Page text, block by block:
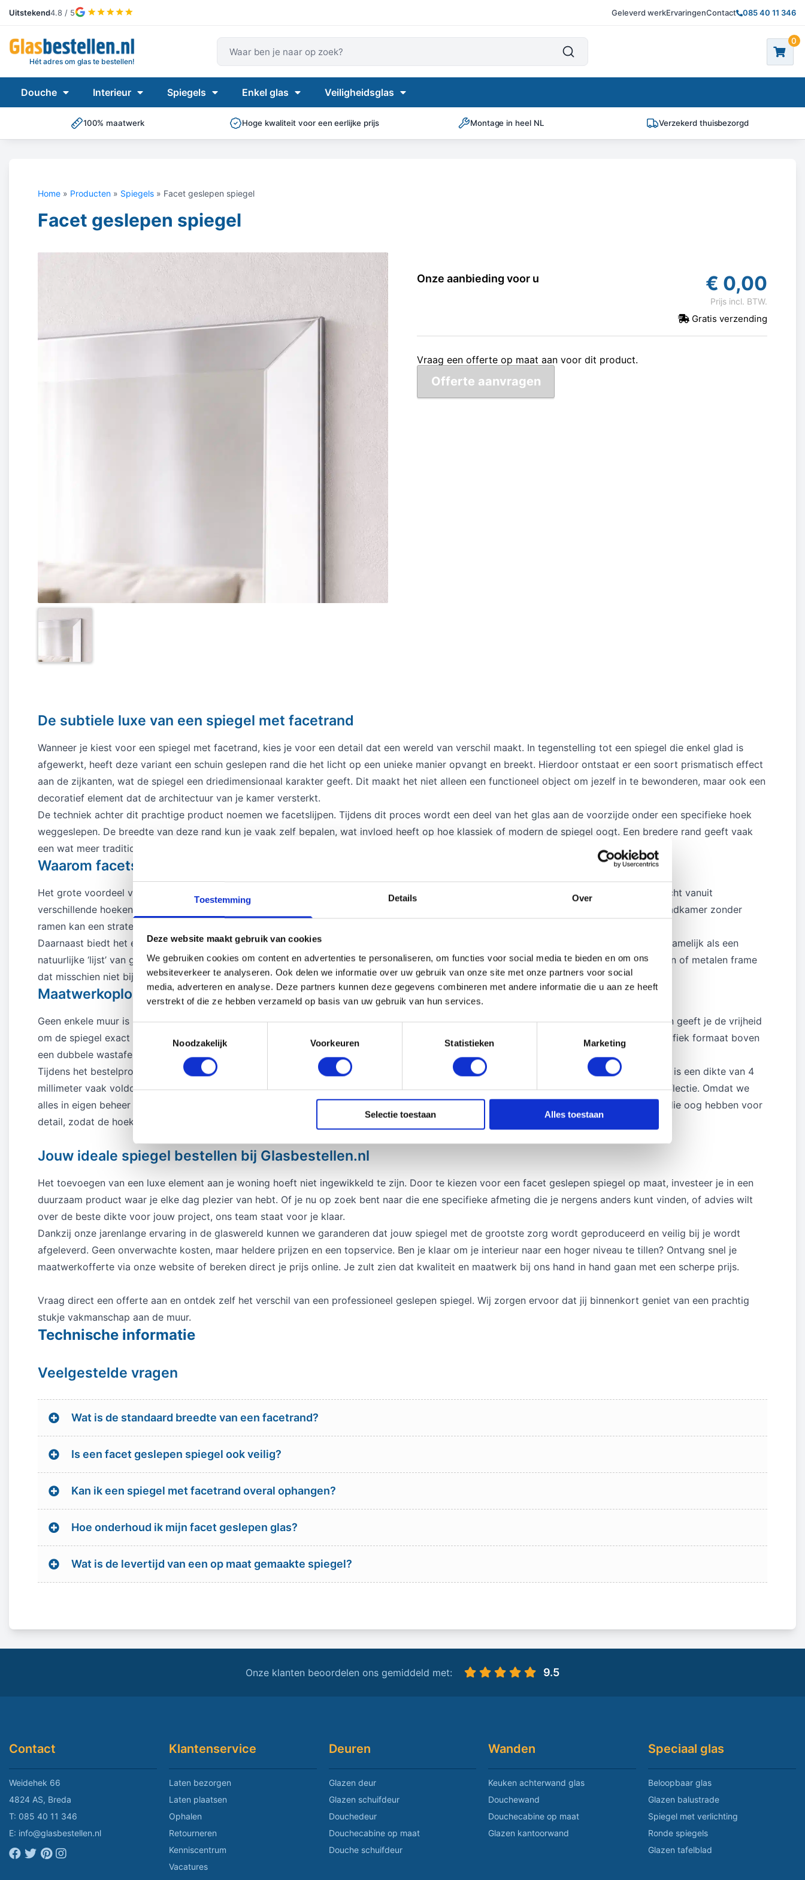
Toestemming Details Over
Deze website maakt gebruik van cookies
We gebruiken cookies om content en advertenties te personaliseren, om functies voor social media te bieden en om ons
websiteverkeer te analyseren. Ook delen we informatie over uw gebruik van onze site met onze partners voor social
media, adverteren en analyse. Deze partners kunnen deze gegevens combineren met andere informatie die u aan ze heeft
verstrekt of die ze hebben verzameld op basis van uw gebruik van hun services.
Noodzakelijk
Voorkeuren Statistieken Marketing
Selectie toestaan Alles toestaan
Uitstekend4.8 / 5 Geleverd werkErvaringenContact 085 40 11 346
Hét adres om glas te bestellen!
0
Waar ben je naar op zoek?
Douche Interieur Spiegels Enkel glas Veiligheidsglas
100% maatwerk Hoge kwaliteit voor een eerlijke prijs Montage in heel NL Verzekerd thuisbezorgd
Home » Producten » Spiegels » Facet geslepen spiegel
Facet geslepen spiegel
Onze aanbieding voor u € 0,00
Prijs incl. BTW.
Gratis verzending
Vraag een offerte op maat aan voor dit product.
Offerte aanvragen
De subtiele luxe van een spiegel met facetrand
Wanneer je kiest voor een spiegel met facetrand, kies je voor een detail dat een wereld van verschil maakt. In tegenstelling tot een spiegel die enkel glad is
afgewerkt, heeft deze variant een schuin geslepen rand die het licht op een unieke manier opvangt en breekt. Hierdoor ontstaat er een soort prismatisch effect
aan de zijkanten, wat de spiegel een driedimensionaal karakter geeft. Dit maakt het niet alleen een functioneel object om jezelf in te bewonderen, maar ook een
decoratief element dat de architectuur van je kamer versterkt.
De techniek achter dit prachtige product noemen we facetslijpen. Tijdens dit proces wordt een deel van het glas aan de voorzijde onder een specifieke hoek
weggeslepen. De breedte van deze rand kun je vaak zelf bepalen, wat invloed heeft op hoe klassiek of modern de spiegel oogt. Een bredere rand geeft vaak
een wat meer traditionele, rijke uitstraling, terwijl een subtielere rand perfect past in een strak en minimalistisch interieur.
Waarom facetslijpen zorgt voor meer sfeer
Het grote voordeel van een facet geslepen spiegel is de interactie met de omgeving. Omdat de randen schuin aflopen, reflecteren ze het licht vanuit
verschillende hoeken. Dit zorgt ervoor dat een ruimte niet alleen optisch groter lijkt, maar ook lichter aanvoelt. In een donkere hal of een badkamer zonder
ramen kan een strategisch geplaatste spiegel met een geslepen rand wonderen verrichten voor de lichtinval.
Daarnaast biedt het een esthetische oplossing voor mensen die liever geen zware omlijsting om hun spiegel willen. De facetrand fungeert namelijk als een
natuurlijke ‘lijst’ van glas. Het geeft de spiegel body en zorgt ervoor dat hij niet wegvalt tegen de muur, zonder dat je vastzit aan een houten of metalen frame
dat misschien niet bij de rest van je meubels past.
Maatwerkoplossingen voor elke ruimte
Geen enkele muur is hetzelfde en daarom geloven wij bij Glasbestellen.nl niet in standaardmaten. Een facet geslepen glas op maat bestellen geeft je de vrijheid
om de spiegel exact af te stemmen op de beschikbare ruimte. Denk bijvoorbeeld aan een kamerhoge spiegel in de slaapkamer of een specifiek formaat boven
een dubbele wastafel.
Tijdens het bestelproces kun je niet alleen de afmetingen doorgeven, maar ook nadenken over de dikte van het glas. Voor kleinere spiegels is een dikte van 4
millimeter vaak voldoende, maar bij grotere oppervlakken adviseren we meestal 6 millimeter voor extra stevigheid en een nog strakkere reflectie. Omdat we
alles in eigen beheer verwerken, ben je verzekerd van uiterste precisie. Elke spiegel facet geslepen afwerken is een taak voor specialisten die oog hebben voor
detail, zodat de hoeken perfect op elkaar aansluiten en de rand overal even breed is.
Jouw ideale spiegel bestellen bij Glasbestellen.nl
Het toevoegen van een luxe element aan je woning hoeft niet ingewikkeld te zijn. Door te kiezen voor een facet geslepen spiegel op maat, investeer je in een
duurzaam product waar je elke dag plezier van hebt. Of je nu op zoek bent naar die ene specifieke afmeting die je nergens anders kunt vinden, of advies wilt
over de beste dikte voor jouw project, ons team staat voor je klaar.
Dankzij onze jarenlange ervaring in de glaswereld kunnen we garanderen dat jouw spiegel met de grootste zorg wordt geproduceerd en veilig bij je wordt
afgeleverd. Geen onverwachte kosten, maar heldere prijzen en een topservice. Ben je klaar om je interieur naar een hoger niveau te tillen? Ontvang snel je
maatwerkofferte via onze website of bereken direct je prijs online. Je zult zien dat kwaliteit en maatwerk bij ons hand in hand gaan met een scherpe prijs.
Vraag direct een offerte aan en ontdek zelf het verschil van een professioneel geslepen spiegel. Wij zorgen ervoor dat jij binnenkort geniet van een prachtig
stukje vakmanschap aan de muur.
Technische informatie
Veelgestelde vragen
Wat is de standaard breedte van een facetrand?
Is een facet geslepen spiegel ook veilig?
Kan ik een spiegel met facetrand overal ophangen?
Hoe onderhoud ik mijn facet geslepen glas?
Wat is de levertijd van een op maat gemaakte spiegel?
Onze klanten beoordelen ons gemiddeld met: 9.5
Contact
Weidehek 66
4824 AS, Breda
T: 085 40 11 346
E: info@glasbestellen.nl
Klantenservice
Laten bezorgen
Laten plaatsen
Ophalen
Retourneren
Kenniscentrum
Vacatures
Deuren
Glazen deur
Glazen schuifdeur
Douchedeur
Douchecabine op maat
Douche schuifdeur
Wanden
Keuken achterwand glas
Douchewand
Douchecabine op maat
Glazen kantoorwand
Speciaal glas
Beloopbaar glas
Glazen balustrade
Spiegel met verlichting
Ronde spiegels
Glazen tafelblad